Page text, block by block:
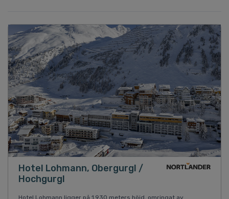
Hotel Lohmann, Obergurgl /
Hochgurgl
Hotel Lohmann ligger på 1.930 meters höjd, omringat av